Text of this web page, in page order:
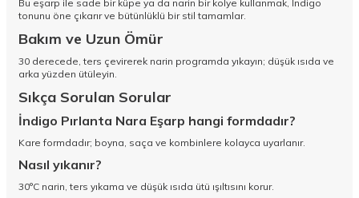
Bu eşarp ile sade bir küpe ya da narin bir kolye kullanmak, İndigo
tonunu öne çıkarır ve bütünlüklü bir stil tamamlar.
Bakım ve Uzun Ömür
30 derecede, ters çevirerek narin programda yıkayın; düşük ısıda ve
arka yüzden ütüleyin.
Sıkça Sorulan Sorular
İndigo Pırlanta Nara Eşarp hangi formdadır?
Kare formdadır; boyna, saça ve kombinlere kolayca uyarlanır.
Nasıl yıkanır?
30°C narin, ters yıkama ve düşük ısıda ütü ışıltısını korur.